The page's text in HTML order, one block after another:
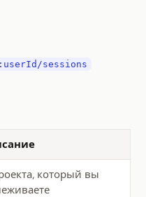
sessions
который вы